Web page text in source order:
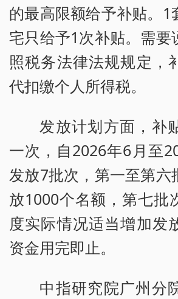
的最高限额给予补贴。1
宅只给予1次补贴。需要
照税务法律法规规定，
代扣缴个人所得税。
发放计划方面，补
一次，自2026年6月至
发放7批次，第一至第六
放1000个名额，第七批
度实际情况适当增加发
资金用完即止。
中指研究院广州分